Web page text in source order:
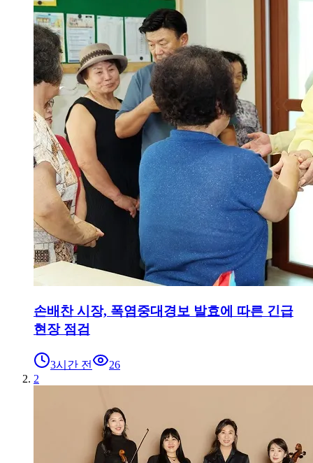
손배찬 시장, 폭염중대경보 발효에 따른 긴급
현장 점검
3시간 전
26
2